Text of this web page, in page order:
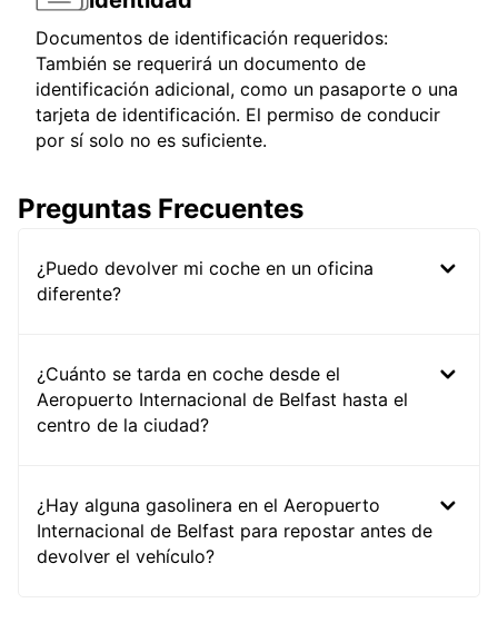
Documentos de identificación requeridos:
También se requerirá un documento de
identificación adicional, como un pasaporte o una
tarjeta de identificación. El permiso de conducir
por sí solo no es suficiente.
Preguntas Frecuentes
¿Puedo devolver mi coche en un oficina
diferente?
¿Cuánto se tarda en coche desde el
Aeropuerto Internacional de Belfast hasta el
centro de la ciudad?
¿Hay alguna gasolinera en el Aeropuerto
Internacional de Belfast para repostar antes de
devolver el vehículo?